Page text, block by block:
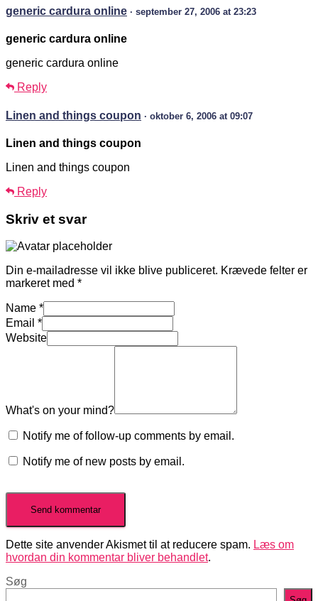
generic cardura online · september 27, 2006 at 23:23
generic cardura online
generic cardura online
Reply
Linen and things coupon · oktober 6, 2006 at 09:07
Linen and things coupon
Linen and things coupon
Reply
Skriv et svar
Din e-mailadresse vil ikke blive publiceret. Krævede felter er
markeret med *
Name *
Email *
Website
What's on your mind?
Notify me of follow-up comments by email.
Notify me of new posts by email.
Dette site anvender Akismet til at reducere spam. Læs om
hvordan din kommentar bliver behandlet.
Søg